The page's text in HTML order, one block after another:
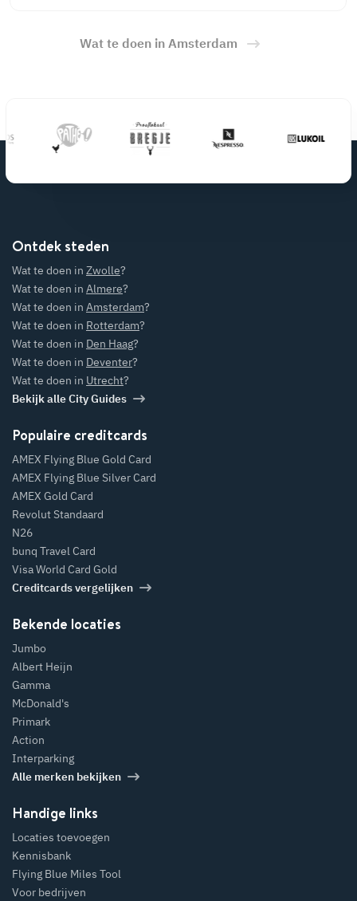
Wat te doen in Amsterdam
Ontdek steden
Wat te doen in Zwolle?
Wat te doen in Almere?
Wat te doen in Amsterdam?
Wat te doen in Rotterdam?
Wat te doen in Den Haag?
Wat te doen in Deventer?
Wat te doen in Utrecht?
Bekijk alle City Guides
Populaire creditcards
AMEX Flying Blue Gold Card
AMEX Flying Blue Silver Card
AMEX Gold Card
Revolut Standaard
N26
bunq Travel Card
Visa World Card Gold
Creditcards vergelijken
Bekende locaties
Jumbo
Albert Heijn
Gamma
McDonald's
Primark
Action
Interparking
Alle merken bekijken
Handige links
Locaties toevoegen
Kennisbank
Flying Blue Miles Tool
Voor bedrijven